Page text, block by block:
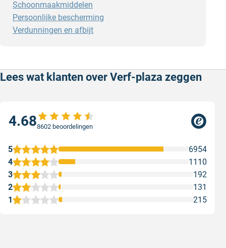
Schoonmaakmiddelen
Persoonlijke bescherming
Verdunningen en afbijt
Lees wat klanten over Verf-plaza zeggen
4.688602 beoordelingen
1 215
2 131
3 192
4 1110
5 6954